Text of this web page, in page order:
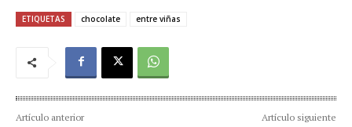
ETIQUETAS chocolate entre viñas
Artículo anterior Artículo siguiente